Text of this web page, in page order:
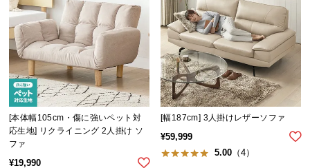
[本体幅105cm・傷に強いペット対
応生地] リクライニング 2人掛け ソ
ファ
¥19,990
[幅187cm] 3人掛けレザーソファ
¥59,999
5.00 （4）